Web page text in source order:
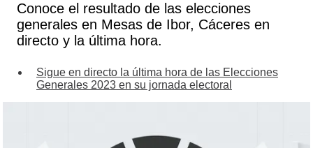
Conoce el resultado de las elecciones
generales en Mesas de Ibor, Cáceres en
directo y la última hora.
Sigue en directo la última hora de las Elecciones
Generales 2023 en su jornada electoral